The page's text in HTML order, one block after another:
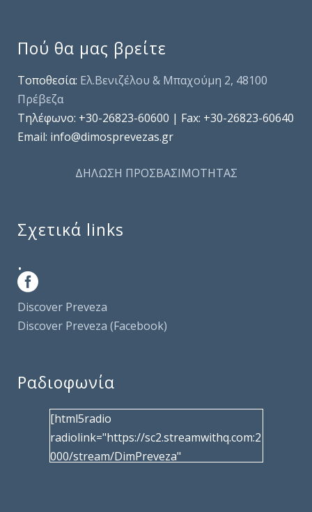
Πού θα μας βρείτε
Τοποθεσία: Ελ.Βενιζέλου & Μπαχούμη 2, 48100
Πρέβεζα
Τηλέφωνo: +30-26823-60600 | Fax: +30-26823-60640
Email: info@dimosprevezas.gr
ΔΗΛΩΣΗ ΠΡΟΣΒΑΣΙΜΟΤΗΤΑΣ
Σχετικά links
.
Discover Preveza
Discover Preveza (Facebook)
Ραδιοφωνία
[html5radio
radiolink="https://sc2.streamwithq.com:2
000/stream/DimPreveza"